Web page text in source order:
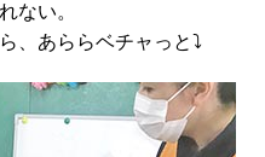
ない。
、あららベチャっと⤵︎